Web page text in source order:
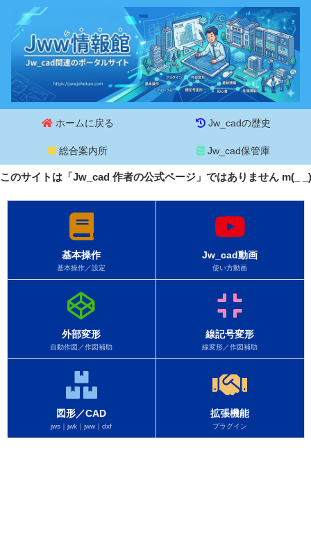
ホームに戻る Jw_cadの歴史
総合案内所 Jw_cad保管庫
このサイトは「Jw_cad 作者の公式ページ」ではありません
基本操作
基本操作／設定
Jw_cad動画
使い方動画
外部変形
自動作図／作図補助
線記号変形
線変形／作図補助
図形／CAD
jws｜jwk｜jww｜dxf
拡張機能
プラグイン